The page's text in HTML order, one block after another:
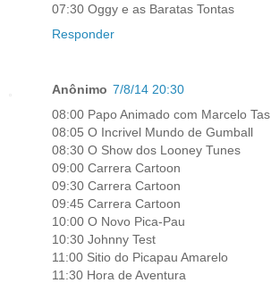
07:30 Oggy e as Baratas Tontas
Responder
Anônimo 7/8/14 20:30
08:00 Papo Animado com Marcelo Tas
08:05 O Incrivel Mundo de Gumball
08:30 O Show dos Looney Tunes
09:00 Carrera Cartoon
09:30 Carrera Cartoon
09:45 Carrera Cartoon
10:00 O Novo Pica-Pau
10:30 Johnny Test
11:00 Sitio do Picapau Amarelo
11:30 Hora de Aventura